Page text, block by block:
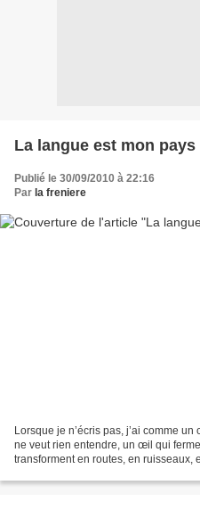
La langue est mon pays
Publié le 30/09/2010 à 22:16
Par la freniere
Lorsque je n’écris pas, j’ai comme
ne veut rien entendre, un œil qui
transforment en routes, en ruisseaux,